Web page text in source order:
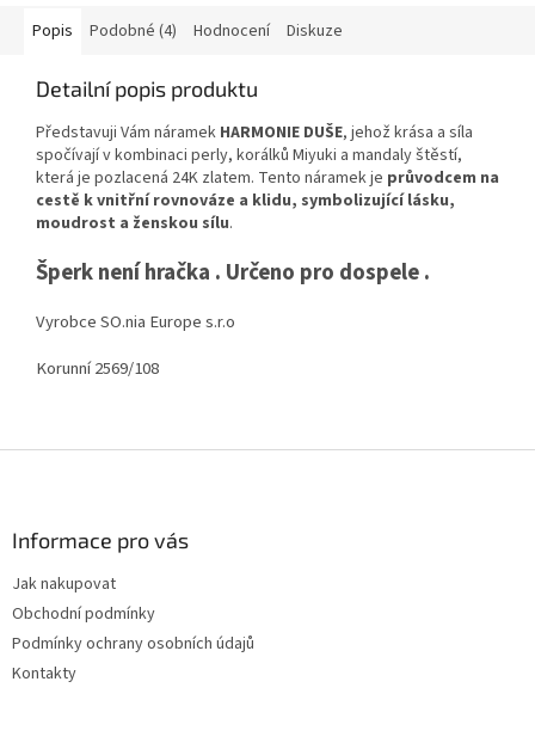
Popis Podobné (4) Hodnocení Diskuze
Detailní popis produktu
Představuji Vám náramek HARMONIE DUŠE, jehož krása a síla
spočívají v kombinaci perly, korálků Miyuki a mandaly štěstí,
která je pozlacená 24K zlatem. Tento náramek je průvodcem na
cestě k vnitřní rovnováze a klidu, symbolizující lásku,
moudrost a ženskou sílu.
Šperk není hračka . Určeno pro dospele .
Vyrobce SO.nia Europe s.r.o
Korunní 2569/108
Informace pro vás
Jak nakupovat
Obchodní podmínky
Podmínky ochrany osobních údajů
Kontakty